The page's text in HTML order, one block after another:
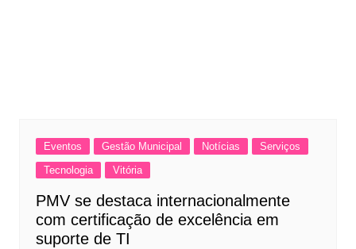
Eventos Gestão Municipal Notícias
Serviços
Tecnologia
Vitória
PMV se destaca internacionalmente
com certificação de excelência em
suporte de TI